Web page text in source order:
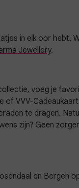
in elk oor hebt.
Jewellery.
voeg je
VVV-
te dragen.
zijn? Geen
en Bergen